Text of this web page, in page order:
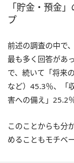
「貯金・預金
プ
前述の調査の中で
最も多く回答があ
で、続いて「将来
など）45.3％、「
害への備え」25.2
このことからも分
めることもモチベ